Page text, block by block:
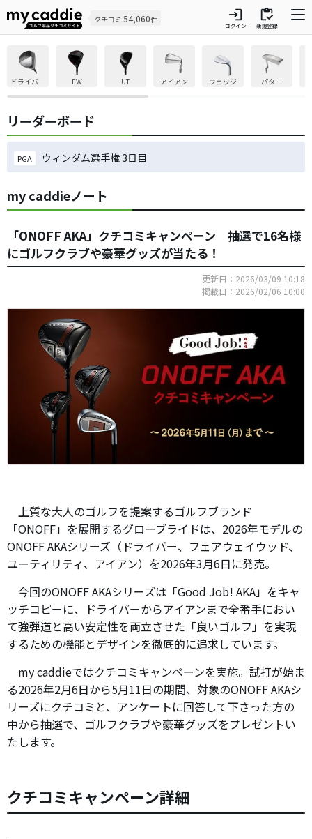
クチコミ 54,060件 login
ログイン
inventory
新規登録
ドライバー FW UT アイアン ウェッジ パター
リーダーボード
PGA ウィンダム選手権 3日目
my caddieノート
「ONOFF AKA」クチコミキャンペーン 抽選で16名様
にゴルフクラブや豪華グッズが当たる！
更新日：2026/03/09 10:18
掲載日：2026/02/06 10:00
上質な大人のゴルフを提案するゴルフブランド
「ONOFF」を展開するグローブライドは、2026年モデルの
ONOFF AKAシリーズ（ドライバー、フェアウェイウッド、
ユーティリティ、アイアン）を2026年3月6日に発売。
今回のONOFF AKAシリーズは「Good Job! AKA」をキャ
ッチコピーに、ドライバーからアイアンまで全番手におい
て強弾道と高い安定性を両立させた「良いゴルフ」を実現
するための機能とデザインを徹底的に追求しています。
my caddieではクチコミキャンペーンを実施。試打が始ま
る2026年2月6日から5月11日の期間、対象のONOFF AKAシ
リーズにクチコミと、アンケートに回答して下さった方の
中から抽選で、ゴルフクラブや豪華グッズをプレゼントい
たします。
クチコミキャンペーン詳細